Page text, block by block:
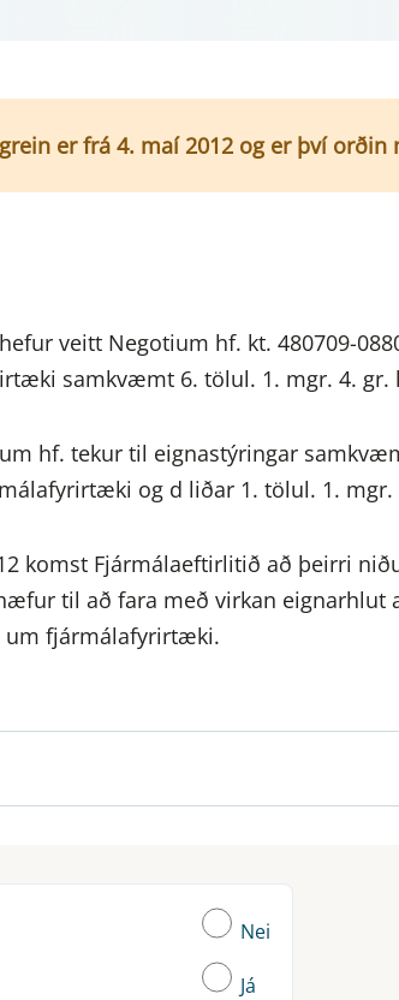
er frá 4. maí 2012 og er því orðin
veitt Negotium hf. kt. 480709-
samkvæmt 6. tölul. 1. mgr. 4.
hf. tekur til eignastýringar
og d liðar 1. tölul. 1. mgr.
komst Fjármálaeftirlitið að þeirri
til að fara með virkan eignarhlut
um fjármálafyrirtæki.
Nei
Já